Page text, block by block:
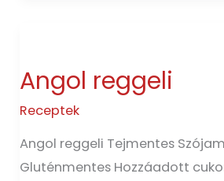
Angol reggeli
Receptek
Angol reggeli Tejmentes
Gluténmentes Hozzáadott